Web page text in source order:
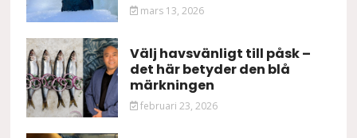
mars 13, 2026
Välj havsvänligt till påsk –
det här betyder den blå
märkningen
februari 23, 2026